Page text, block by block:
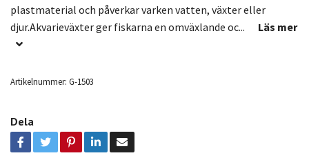
plastmaterial och påverkar varken vatten, växter eller
djur.Akvarieväxter ger fiskarna en omväxlande oc...
Läs mer
Artikelnummer: G-1503
Dela